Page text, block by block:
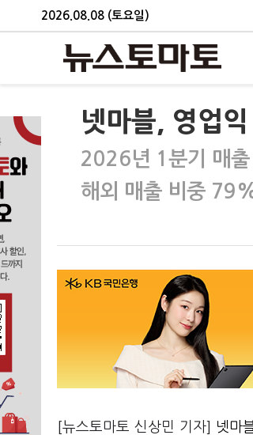
2026.08.08 (토요일)
넷마블, 영업
2026년 1분기 매
해외 매출 비중
[뉴스토마토 신상민 기자] 넷마